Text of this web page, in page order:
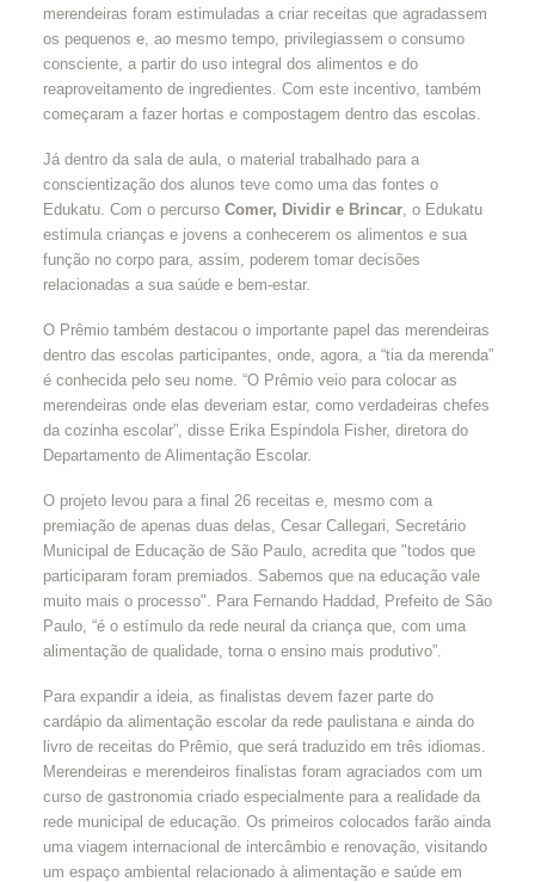
merendeiras foram estimuladas a criar receitas que agradassem
os pequenos e, ao mesmo tempo, privilegiassem o consumo
consciente, a partir do uso integral dos alimentos e do
reaproveitamento de ingredientes. Com este incentivo, também
começaram a fazer hortas e compostagem dentro das escolas.
Já dentro da sala de aula, o material trabalhado para a
conscientização dos alunos teve como uma das fontes o
Edukatu. Com o percurso Comer, Dividir e Brincar, o Edukatu
estimula crianças e jovens a conhecerem os alimentos e sua
função no corpo para, assim, poderem tomar decisões
relacionadas a sua saúde e bem-estar.
O Prêmio também destacou o importante papel das merendeiras
dentro das escolas participantes, onde, agora, a “tia da merenda”
é conhecida pelo seu nome. “O Prêmio veio para colocar as
merendeiras onde elas deveriam estar, como verdadeiras chefes
da cozinha escolar”, disse Erika Espíndola Fisher, diretora do
Departamento de Alimentação Escolar.
O projeto levou para a final 26 receitas e, mesmo com a
premiação de apenas duas delas, Cesar Callegari, Secretário
Municipal de Educação de São Paulo, acredita que "todos que
participaram foram premiados. Sabemos que na educação vale
muito mais o processo". Para Fernando Haddad, Prefeito de São
Paulo, “é o estímulo da rede neural da criança que, com uma
alimentação de qualidade, torna o ensino mais produtivo”.
Para expandir a ideia, as finalistas devem fazer parte do
cardápio da alimentação escolar da rede paulistana e ainda do
livro de receitas do Prêmio, que será traduzido em três idiomas.
Merendeiras e merendeiros finalistas foram agraciados com um
curso de gastronomia criado especialmente para a realidade da
rede municipal de educação. Os primeiros colocados farão ainda
uma viagem internacional de intercâmbio e renovação, visitando
um espaço ambiental relacionado à alimentação e saúde em